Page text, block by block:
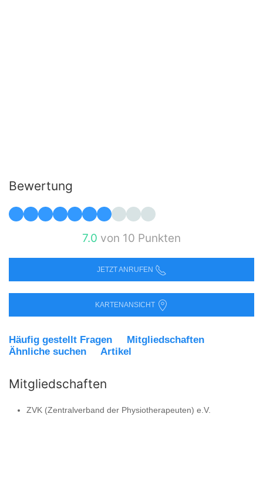
Bewertung
7.0 von 10 Punkten
JETZT ANRUFEN
KARTENANSICHT
Häufig gestellt Fragen
Mitgliedschaften
Ähnliche suchen
Artikel
Mitgliedschaften
ZVK (Zentralverband der Physiotherapeuten) e.V.